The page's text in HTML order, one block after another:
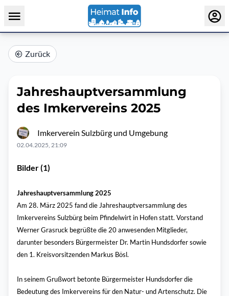
Zurück
Jahreshauptversammlung
des Imkervereins 2025
Imkerverein Sulzbürg und Umgebung
02.04.2025, 21:09
Bilder (1)
Jahreshauptversammlung 2025
Am 28. März 2025 fand die Jahreshauptversammlung des
Imkervereins Sulzbürg beim Pfindelwirt in Hofen statt. Vorstand
Werner Grasruck begrüßte die 20 anwesenden Mitglieder,
darunter besonders Bürgermeister Dr. Martin Hundsdorfer sowie
den 1. Kreisvorsitzenden Markus Bösl.
In seinem Grußwort betonte Bürgermeister Hundsdorfer die
Bedeutung des Imkervereins für den Natur- und Artenschutz. Die